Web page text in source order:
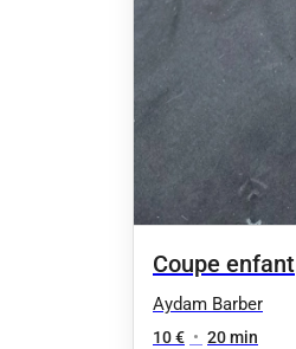
Coupe enfant
Aydam Barber
10 € • 20 min